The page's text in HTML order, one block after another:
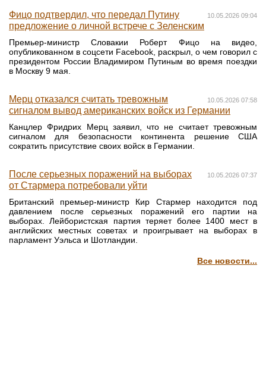
10.05.2026 09:04
Фицо подтвердил, что передал Путину
предложение о личной встрече с Зеленским
Премьер-министр Словакии Роберт Фицо на видео,
опубликованном в соцсети Facebook, раскрыл, о чем говорил с
президентом России Владимиром Путиным во время поездки
в Москву 9 мая.
10.05.2026 07:58
Мерц отказался считать тревожным
сигналом вывод американских войск из Германии
Канцлер Фридрих Мерц заявил, что не считает тревожным
сигналом для безопасности континента решение США
сократить присутствие своих войск в Германии.
10.05.2026 07:37
После серьезных поражений на выборах
от Стармера потребовали уйти
Британский премьер-министр Кир Стармер находится под
давлением после серьезных поражений его партии на
выборах. Лейбористская партия теряет более 1400 мест в
английских местных советах и проигрывает на выборах в
парламент Уэльса и Шотландии.
Все новости...